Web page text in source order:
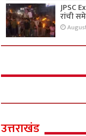
JPSC
रांची
उत्तराखंड